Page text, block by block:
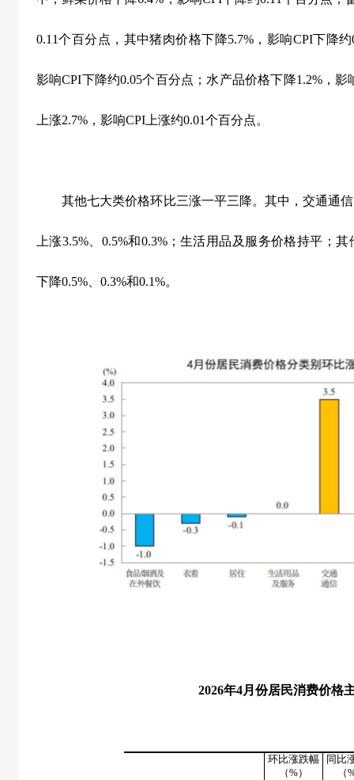
0.11个百分点，其中猪肉价格下降5.7% ，影响CPI下降约
影响CPI下降约0.05个百分点；水产品价格下降1.2%，影
上涨2.7% ，影响CPI 上涨约0.01个百分点。
其他七大类价格环比三涨一平三降。其中，交通通信
上涨3.5%、 0.5%和0.3%；生活用品及服务价格持平；
下降0.5% 0.3%和0.1%。
2026年4月份居民消费价格
环比涨跌幅
（%）
同比
（